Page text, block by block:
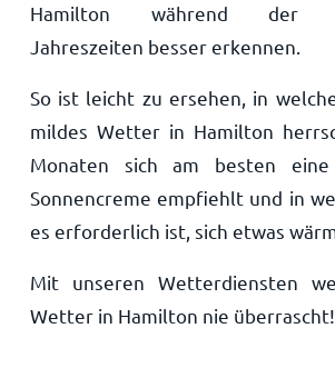
Hamilton während der
Jahreszeiten besser erkennen.
So ist leicht zu ersehen, in
mildes Wetter in Hamilton
Monaten sich am besten
Sonnencreme empfiehlt und in
es erforderlich ist, sich etwas
Mit unseren Wetterdiensten
Wetter in Hamilton nie überrascht!